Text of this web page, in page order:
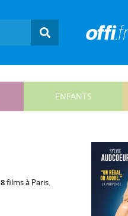
ENFANTS
8films à Paris.